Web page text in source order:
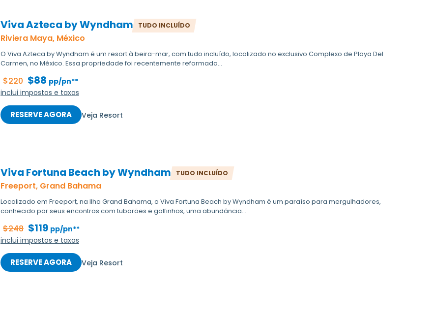
Viva Azteca by Wyndham
Riviera Maya, México
TUDO INCLUÍDO
O Viva Azteca by Wyndham é um resort à beira-mar, com tudo incluído, localizado no exclusivo Complexo de Playa Del
Carmen, no México. Essa propriedade foi recentemente reformada...
$220 $88 pp/pn**
inclui impostos e taxas
RESERVE AGORA Veja Resort
Viva Fortuna Beach by Wyndham
Freeport, Grand Bahama
TUDO INCLUÍDO
Localizado em Freeport, na Ilha Grand Bahama, o Viva Fortuna Beach by Wyndham é um paraíso para mergulhadores,
conhecido por seus encontros com tubarões e golfinhos, uma abundância...
$248 $119 pp/pn**
inclui impostos e taxas
RESERVE AGORA Veja Resort